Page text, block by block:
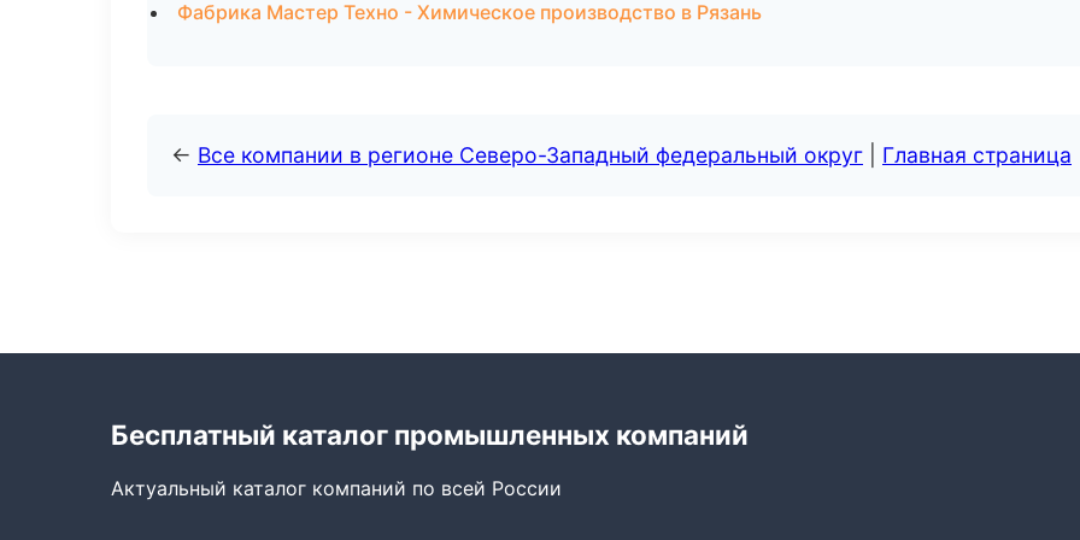
Фабрика Мастер Техно - Химическое производство в Рязань
← Все компании в регионе Северо-Западный федеральный округ Главная страница
Бесплатный каталог промышленных компаний
Актуальный каталог компаний по всей России